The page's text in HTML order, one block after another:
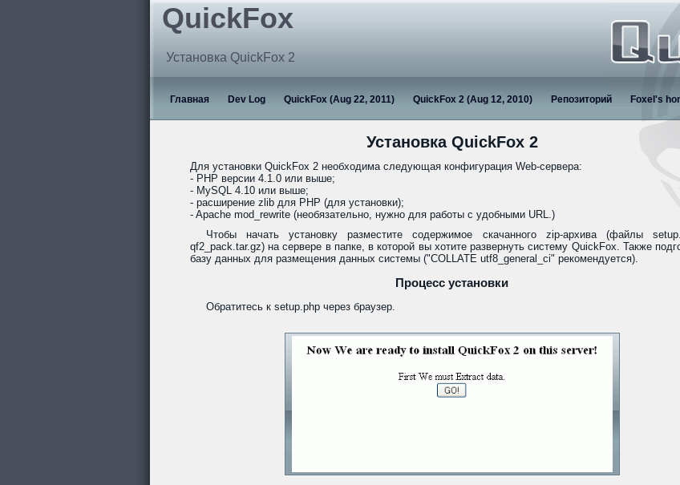
QuickFox
Установка QuickFox 2
Главная Dev Log QuickFox (Aug 22, 2011) QuickFox 2 (Aug 12, 2010) Репозиторий Foxel's
Установка QuickFox 2
Для установки QuickFox 2 необходима следующая конфигурация Web-сервера:
- PHP версии 4.1.0 или выше;
- MySQL 4.10 или выше;
- расширение zlib для PHP (для установки);
- Apache mod_rewrite (необязательно, нужно для работы с удобными URL.)
Чтобы начать установку разместите содержимое скачанного zip-архива (файлы
qf2_pack.tar.gz) на сервере в папке, в которой вы хотите развернуть систему QuickFox. Также
базу данных для размещения данных системы ("COLLATE utf8_general_ci" рекомендуется).
Процесс установки
Обратитесь к setup.php через браузер.